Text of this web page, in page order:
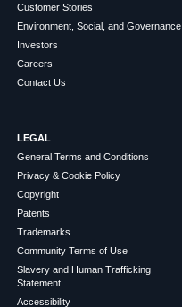
Customer Stories
Environment, Social, and Governance
Investors
Careers
Contact Us
LEGAL
General Terms and Conditions
Privacy & Cookie Policy
Copyright
Patents
Trademarks
Community Terms of Use
Slavery and Human Trafficking
Statement
Accessibility